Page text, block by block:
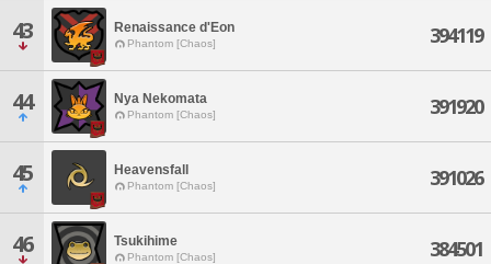
43 Renaissance d'Eon
Phantom [Chaos] 394119
44 Nya Nekomata
Phantom [Chaos] 391920
45 Heavensfall
Phantom [Chaos] 391026
46 Tsukihime
Phantom [Chaos] 384501